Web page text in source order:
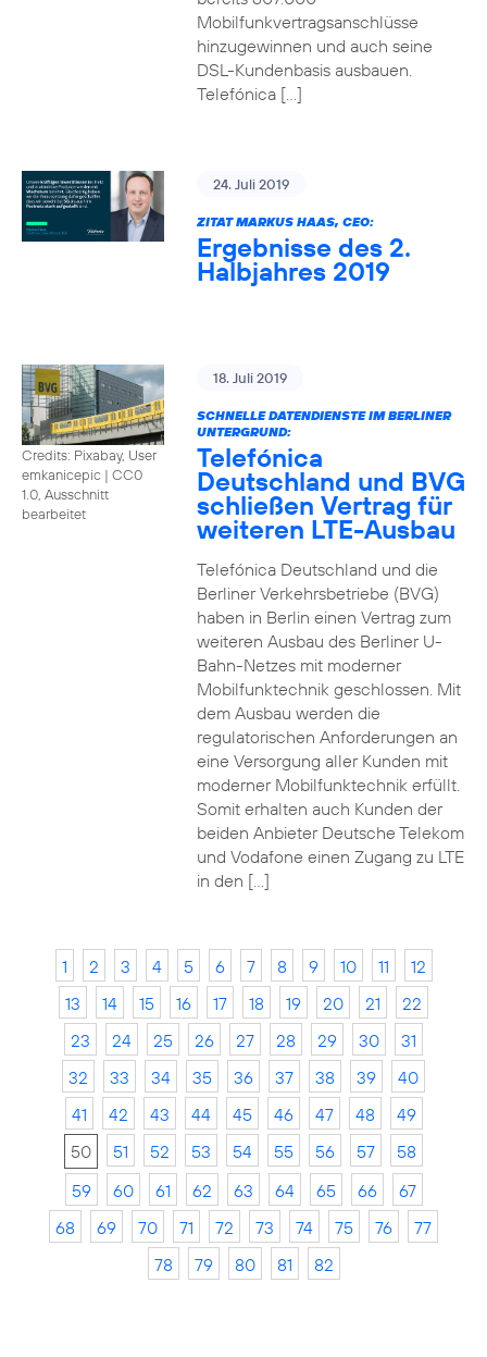
Mobilfunkvertragsanschlüsse
hinzugewinnen und auch seine
DSL-Kundenbasis ausbauen.
Telefónica […]
24. Juli 2019
ZITAT MARKUS HAAS, CEO:
Ergebnisse des 2.
Halbjahres 2019
Credits: Pixabay, User
emkanicepic | CC0
1.0, Ausschnitt
bearbeitet
18. Juli 2019
SCHNELLE DATENDIENSTE IM BERLINER
UNTERGRUND:
Telefónica
Deutschland und BVG
schließen Vertrag für
weiteren LTE-Ausbau
Telefónica Deutschland und die
Berliner Verkehrsbetriebe (BVG)
haben in Berlin einen Vertrag zum
weiteren Ausbau des Berliner U-
Bahn-Netzes mit moderner
Mobilfunktechnik geschlossen. Mit
dem Ausbau werden die
regulatorischen Anforderungen an
eine Versorgung aller Kunden mit
moderner Mobilfunktechnik erfüllt.
Somit erhalten auch Kunden der
beiden Anbieter Deutsche Telekom
und Vodafone einen Zugang zu LTE
in den […]
1 2 3 4 5 6 7 8 9 10 11
12
13
14 15 16 17 18 19 20 21
22
23
24 25 26 27 28 29 30
31
32
33 34 35 36 37 38 39
40
41
42 43 44 45 46 47 48
49
50
51 52 53 54 55 56 57
58
59
60 61 62 63 64 65 66
67
68
69 70 71 72 73 74 75 76
77
78
79 80 81 82